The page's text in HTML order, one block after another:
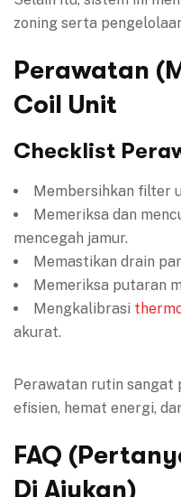
zoning serta
Perawatan
Coil Unit
Checklist
Membersihkan filter
Memeriksa dan
mencegah jamur.
Memastikan drain
Memeriksa putaran
Mengkalibrasi
akurat.
Perawatan rutin
efisien, hemat energi,
FAQ
Di Ajukan)